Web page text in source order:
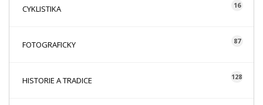
CYKLISTIKA 16
FOTOGRAFICKY 87
HISTORIE A TRADICE 128